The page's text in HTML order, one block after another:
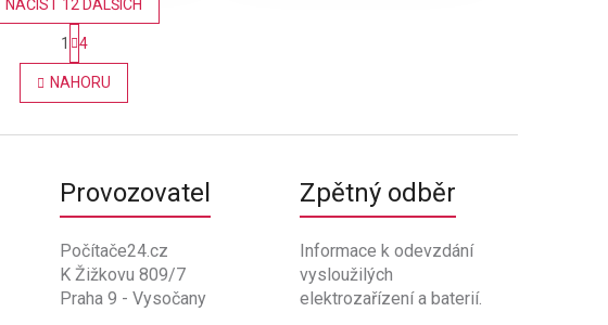
O
v
l
d
í
p
v
k
y
NAČÍST 12 DALŠÍCH
t
r
á
n
á
n
í
1 4
NAHORU
Provozovatel
Počítače24.cz
K Žižkovu 809/7
Praha 9 - Vysočany
Zpětný odběr
Informace k odevzdání
vysloužilých
elektrozařízení a baterií.